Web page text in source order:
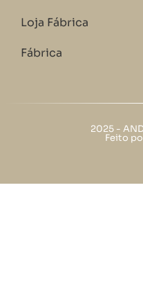
Loja Fábrica
Fábrica
2025 -
Feito